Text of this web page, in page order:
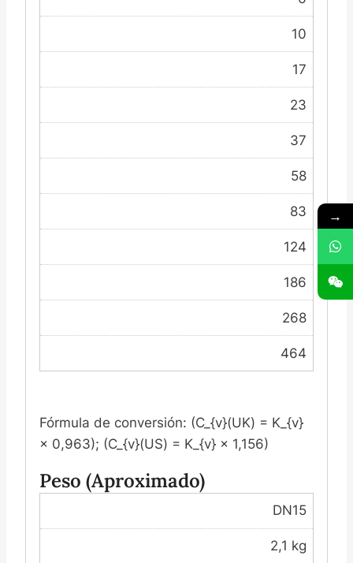
10
17
23
37
58
83
124
186
268
464
Fórmula de conversión: (C_{v}(UK) = K_{v}
× 0,963); (C_{v}(US) = K_{v} × 1,156)
Peso (aproximado)
DN15
2,1 kg
→